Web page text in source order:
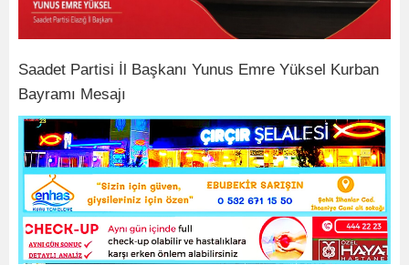
Saadet Partisi İl Başkanı Yunus Emre Yüksel Kurban
Bayramı Mesajı